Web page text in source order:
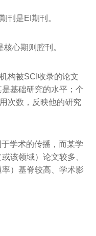
刊是EI期刊。
心期则腔刊。
构被SCI收录的论文
基础研究的水平；个
次数，反映他的研究
学术的传播，而某学
该领域）论文较多、
）基脊较高、学术影